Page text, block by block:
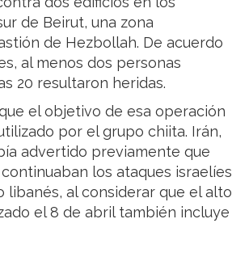
de Beirut, una zona
de Hezbollah. De acuerdo
al menos dos personas
20 resultaron heridas.
el objetivo de esa operación
por el grupo chiita. Irán,
advertido previamente que
los ataques israelíes
al considerar que el alto
el 8 de abril también incluye